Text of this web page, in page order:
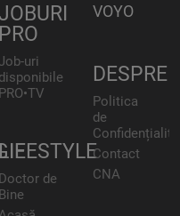
PRO
uri
disponibile
PRO•TV
Doctor de
Bine
VOYO
DESPRE
Politica
de
Contact
CNA